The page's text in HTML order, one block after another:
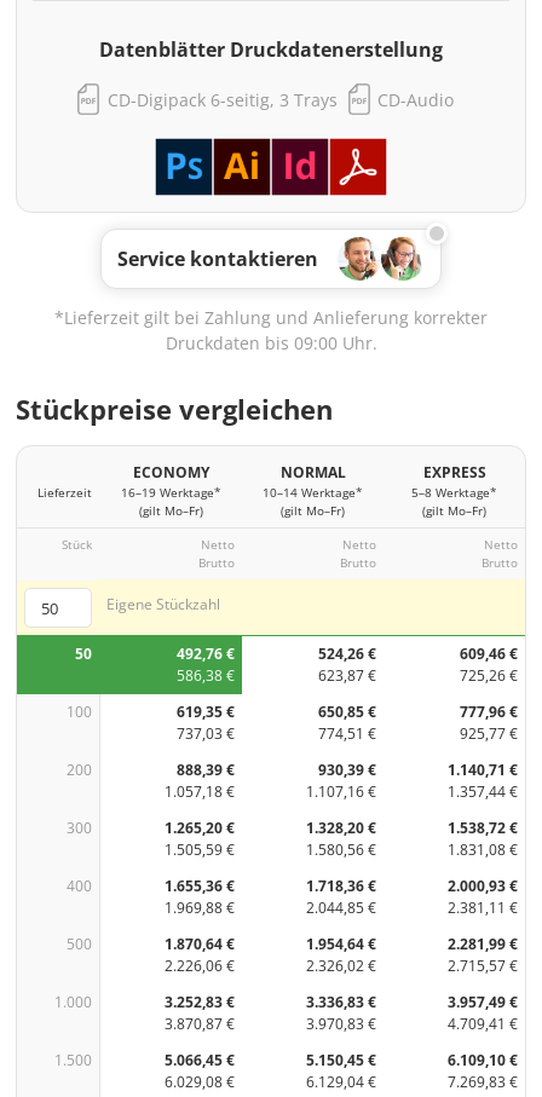
Datenblätter Druckdatenerstellung
CD-Digipack 6-seitig, 3 Trays CD-Audio
Service kontaktieren
*Lieferzeit gilt bei Zahlung und Anlieferung korrekter
Druckdaten bis 09:00 Uhr.
Stückpreise vergleichen
Lieferzeit
ECONOMY
16–19 Werktage*
(gilt Mo–Fr)
NORMAL
10–14 Werktage*
(gilt Mo–Fr)
EXPRESS
5–8 Werktage*
(gilt Mo–Fr)
Stück
Netto
Brutto
Netto
Brutto
Netto
Brutto
Eigene Stückzahl
50
492,76 €
586,38 €
524,26 €
623,87 €
609,46 €
725,26 €
100
619,35 €
737,03 €
650,85 €
774,51 €
777,96 €
925,77 €
200
888,39 €
1.057,18 €
930,39 €
1.107,16 €
1.140,71 €
1.357,44 €
300
1.265,20 €
1.505,59 €
1.328,20 €
1.580,56 €
1.538,72 €
1.831,08 €
400
1.655,36 €
1.969,88 €
1.718,36 €
2.044,85 €
2.000,93 €
2.381,11 €
500
1.870,64 €
2.226,06 €
1.954,64 €
2.326,02 €
2.281,99 €
2.715,57 €
1.000
3.252,83 €
3.870,87 €
3.336,83 €
3.970,83 €
3.957,49 €
4.709,41 €
1.500
5.066,45 €
6.029,08 €
5.150,45 €
6.129,04 €
6.109,10 €
7.269,83 €